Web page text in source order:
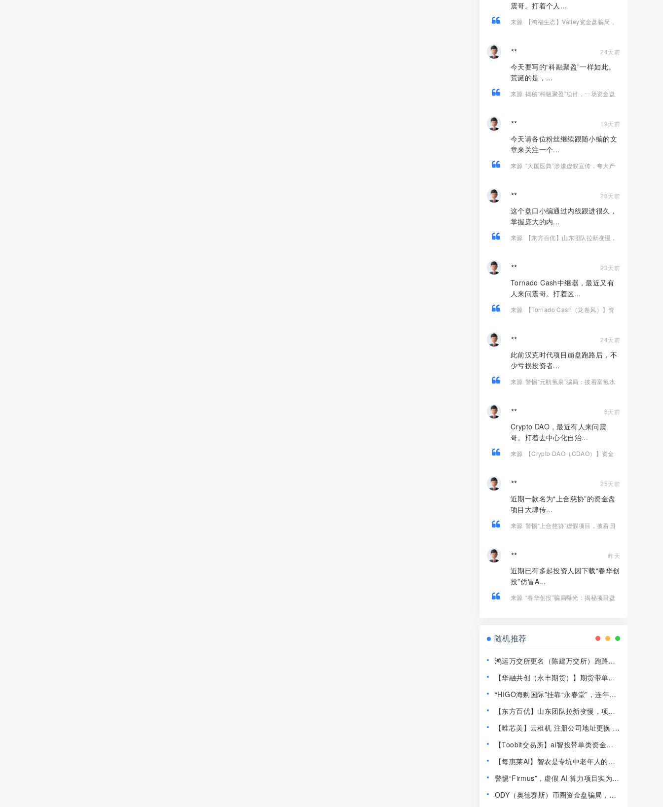
震哥。打着个人...
来源
【鸿福生态】Valley资金盘骗局，
** 24天前
今天要写的“科融聚盈”一样如此。
荒诞的是，...
来源 揭秘“科融聚盈”项目，一场资金盘
** 19天前
今天请各位粉丝继续跟随小编的文
章来关注一个...
来源 “大国医典”涉嫌虚假宣传，夸大产
** 28天前
这个盘口小编通过内线跟进很久，
掌握庞大的内...
来源
【东方百优】山东团队拉新变慢，
** 23天前
Tornado Cash中继器，最近又有
人来问震哥。打着区...
来源
【Tornado Cash（龙卷风）】资
** 24天前
此前汉克时代项目崩盘跑路后，不
少亏损投资者...
来源 警惕“元航氢泉”骗局：披着富氢水
** 8天前
Crypto DAO，最近有人来问震
哥。打着去中心化自治...
来源
【Crypto DAO（CDAO）】资金
** 25天前
近期一款名为“上合慈协”的资金盘
项目大肆传...
来源 警惕“上合慈协”虚假项目，披着国
** 昨天
近期已有多起投资人因下载“春华创
投”仿冒A...
来源 “春华创投”骗局曝光：揭秘项目盘
随机推荐
鸿运万交所更名（陈建万交所）跑路前
踩！
【华融共创（永丰期货）】期货带单类
“HIGO海购国际”挂靠“永春堂”，连年亏
人！
【东方百优】山东团队拉新变慢，项目
骨”！
【唯芯美】云租机 注册公司地址更换 新
成最后的收割！
【Toobit交易所】ai智投带单类资金盘
离！
【每惠莱AI】智农是专坑中老年人的农
警惕“Firmus”，虚假 AI 算力项目实为庞
ODY（奥德赛斯）币圈资金盘骗局，14